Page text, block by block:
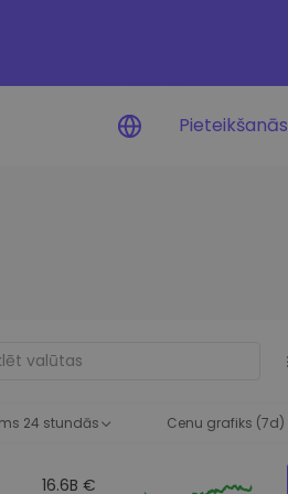
Pieteikšanās
24 stundās Cenu grafiks (7d)
16.6B €